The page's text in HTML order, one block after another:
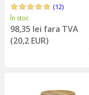
(12)
În stoc
98,35 lei fara TVA
(20,2 EUR)